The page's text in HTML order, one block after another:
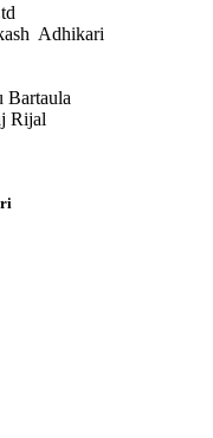
Adhikari
Bartaula
Rijal